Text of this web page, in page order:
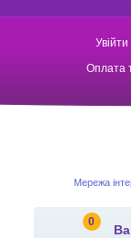
Увійти
Оплата
Мережа
0